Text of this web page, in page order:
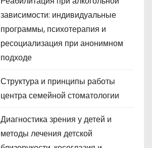
зависимости: индивидуальные
программы, психотерапия и
ресоциализация при анонимном
подходе
Структура и принципы работы
центра семейной стоматологии
Диагностика зрения у детей и
методы лечения детской